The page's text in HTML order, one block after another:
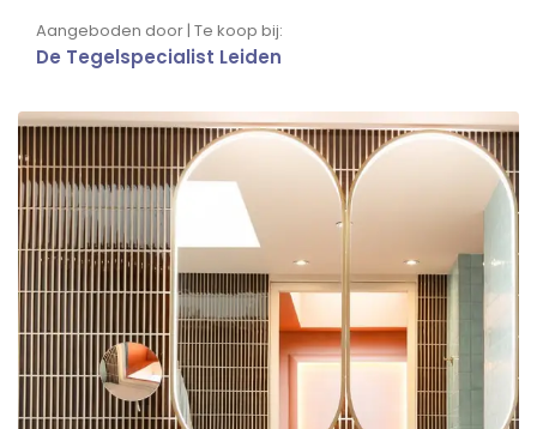
Aangeboden door | Te koop bij:
De Tegelspecialist Leiden